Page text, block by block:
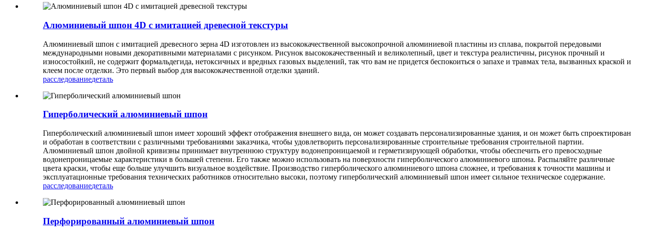
Алюминиевый шпон 4D с имитацией древесной текстуры
Алюминиевый шпон с имитацией древесного зерна 4D изготовлен из высококачественной высокопрочной алюминиевой пластины из сплава, покрытой передовыми
международными новыми декоративными материалами с рисунком. Рисунок высококачественный и великолепный, цвет и текстура реалистичны, рисунок прочный и
износостойкий, не содержит формальдегида, нетоксичных и вредных газовых выделений, так что вам не придется беспокоиться о запахе и травмах тела, вызванных краской и
клеем после отделки. Это первый выбор для высококачественной отделки зданий.
расследованиедеталь
Гиперболический алюминиевый шпон
Гиперболический алюминиевый шпон имеет хороший эффект отображения внешнего вида, он может создавать персонализированные здания, и он может быть спроектирован
и обработан в соответствии с различными требованиями заказчика, чтобы удовлетворить персонализированные строительные требования строительной партии.
Алюминиевый шпон двойной кривизны принимает внутреннюю структуру водонепроницаемой и герметизирующей обработки, чтобы обеспечить его превосходные
водонепроницаемые характеристики в большей степени. Его также можно использовать на поверхности гиперболического алюминиевого шпона. Распыляйте различные
цвета краски, чтобы еще больше улучшить визуальное воздействие. Производство гиперболического алюминиевого шпона сложнее, и требования к точности машины и
эксплуатационные требования технических работников относительно высоки, поэтому гиперболический алюминиевый шпон имеет сильное техническое содержание.
расследованиедеталь
Перфорированный алюминиевый шпон